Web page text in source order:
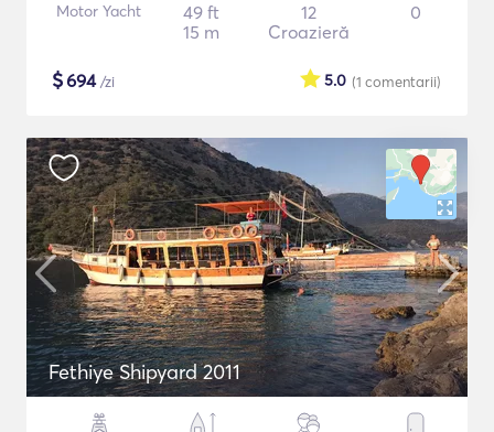
Motor Yacht
49 ft
15 m
12
Croazieră
0
$694/zi (1 comentarii)
5.0
Fethiye Shipyard 2011